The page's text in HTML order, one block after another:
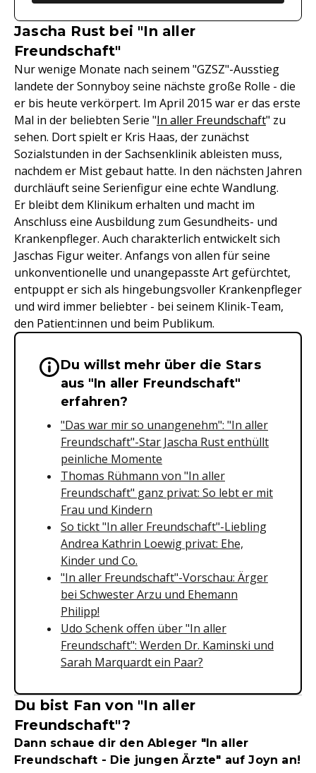
Jascha Rust bei "In aller
Freundschaft"
Nur wenige Monate nach seinem "GZSZ"-Ausstieg
landete der Sonnyboy seine nächste große Rolle - die
er bis heute verkörpert. Im April 2015 war er das erste
Mal in der beliebten Serie "In aller Freundschaft" zu
sehen. Dort spielt er Kris Haas, der zunächst
Sozialstunden in der Sachsenklinik ableisten muss,
nachdem er Mist gebaut hatte. In den nächsten Jahren
durchläuft seine Serienfigur eine echte Wandlung.
Er bleibt dem Klinikum erhalten und macht im
Anschluss eine Ausbildung zum Gesundheits- und
Krankenpfleger. Auch charakterlich entwickelt sich
Jaschas Figur weiter. Anfangs von allen für seine
unkonventionelle und unangepasste Art gefürchtet,
entpuppt er sich als hingebungsvoller Krankenpfleger
und wird immer beliebter - bei seinem Klinik-Team,
den Patient:innen und beim Publikum.
Wichtige Hinweise &
Du willst mehr über die Stars
aus "In aller Freundschaft"
erfahren?
"Das war mir so unangenehm": "In aller
Freundschaft"-Star Jascha Rust enthüllt
peinliche Momente
Thomas Rühmann von "In aller
Freundschaft" ganz privat: So lebt er mit
Frau und Kindern
So tickt "In aller Freundschaft"-Liebling
Andrea Kathrin Loewig privat: Ehe,
Kinder und Co.
"In aller Freundschaft"-Vorschau: Ärger
bei Schwester Arzu und Ehemann
Philipp!
Udo Schenk offen über "In aller
Freundschaft": Werden Dr. Kaminski und
Sarah Marquardt ein Paar?
Du bist Fan von "In aller
Freundschaft"?
Dann schaue dir den Ableger "In aller
Freundschaft - Die jungen Ärzte" auf Joyn an!